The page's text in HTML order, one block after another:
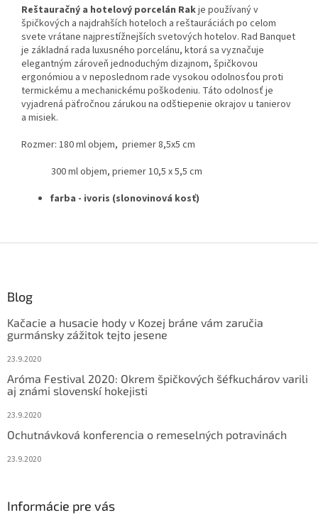
Reštauračný a hotelový porcelán Rakje používaný v
špičkových a najdrahších hoteloch a reštauráciách po celom
svete vrátane najprestížnejších svetových hotelov. Rad Banquet
je základná rada luxusného porcelánu, ktorá sa vyznačuje
elegantným zároveň jednoduchým dizajnom, špičkovou
ergonómiou a v neposlednom rade vysokou odolnosťou proti
termickému a mechanickému poškodeniu. Táto odolnosť je
vyjadrená päťročnou zárukou na odštiepenie okrajov u tanierov
a misiek.
Rozmer: 180 ml objem, priemer 8,5x5 cm
300 ml objem, priemer 10,5 x 5,5 cm
farba - ivoris (slonovinová kosť)
Blog
Kačacie a husacie hody v Kozej bráne vám zaručia
gurmánsky zážitok tejto jesene
23.9.2020
Aróma Festival 2020: Okrem špičkových šéfkuchárov varili
aj známi slovenskí hokejisti
23.9.2020
Ochutnávková konferencia o remeselných potravinách
23.9.2020
Informácie pre vás